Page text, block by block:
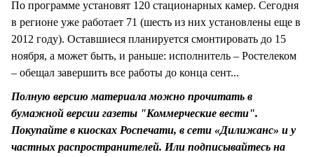
По программе установят 120 стационарных камер. Сегодня
в регионе уже работает 71 (шесть из них установлены еще в
2012 году). Оставшиеся планируется смонтировать до 15
ноября, а может быть, и раньше: исполнитель – Ростелеком
– обещал завершить все работы до конца сент...
Полную версию материала можно прочитать в
бумажной версии газеты "Коммерческие вести".
Покупайте в киосках Роспечати, в сети «Дилижанс» и у
частных распространителей. Или подписывайтесь на